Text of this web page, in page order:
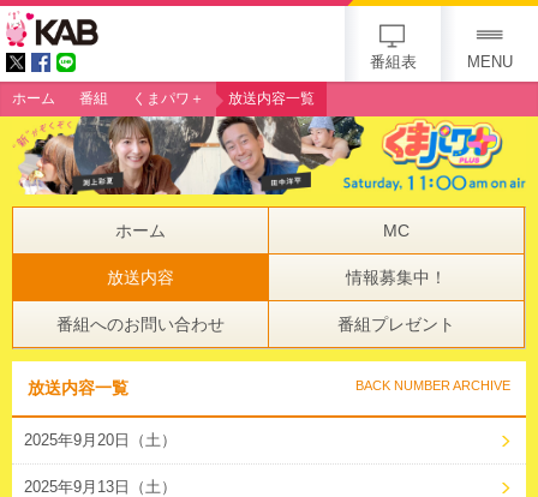
番組表 MENU
ホーム 番組 くまパワ＋ 放送内容一覧
ホーム MC
放送内容 情報募集中！
番組へのお問い合わせ 番組プレゼント
放送内容一覧 BACK NUMBER ARCHIVE
2025年9月20日（土）
2025年9月13日（土）